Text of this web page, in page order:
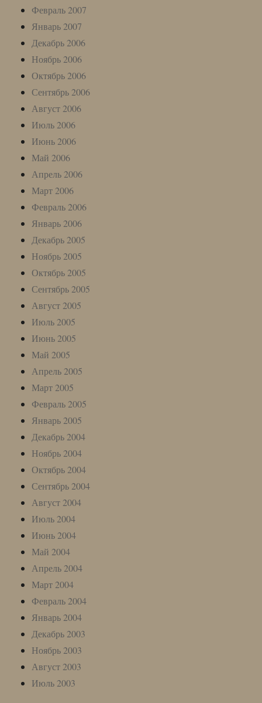
Февраль 2007
Январь 2007
Декабрь 2006
Ноябрь 2006
Октябрь 2006
Сентябрь 2006
Август 2006
Июль 2006
Июнь 2006
Май 2006
Апрель 2006
Март 2006
Февраль 2006
Январь 2006
Декабрь 2005
Ноябрь 2005
Октябрь 2005
Сентябрь 2005
Август 2005
Июль 2005
Июнь 2005
Май 2005
Апрель 2005
Март 2005
Февраль 2005
Январь 2005
Декабрь 2004
Ноябрь 2004
Октябрь 2004
Сентябрь 2004
Август 2004
Июль 2004
Июнь 2004
Май 2004
Апрель 2004
Март 2004
Февраль 2004
Январь 2004
Декабрь 2003
Ноябрь 2003
Август 2003
Июль 2003